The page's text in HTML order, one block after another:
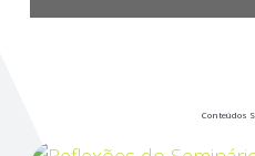
Conteúdos